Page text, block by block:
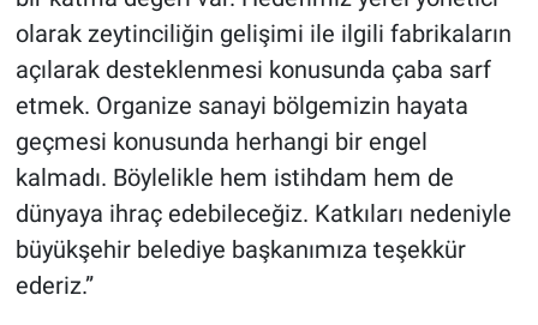
olarak zeytinciliğin gelişimi ile ilgili fabrikaların
açılarak desteklenmesi konusunda çaba sarf
etmek. Organize sanayi bölgemizin hayata
geçmesi konusunda herhangi bir engel
kalmadı. Böylelikle hem istihdam hem de
dünyaya ihraç edebileceğiz. Katkıları nedeniyle
büyükşehir belediye başkanımıza teşekkür
ederiz.”